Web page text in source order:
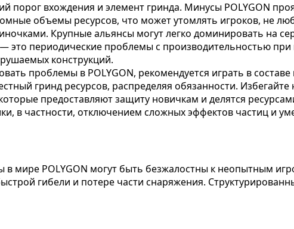
вхождения и элемент гринда. Минусы POLYGON
объемы ресурсов, что может утомлять игроков, не
Крупные альянсы могут легко доминировать на
это периодические проблемы с производительностью
конструкций.
проблемы в POLYGON, рекомендуется играть в
гринд ресурсов, распределяя обязанности.
предоставляют защиту новичкам и делятся
в частности, отключением сложных эффектов частиц и
в мире POLYGON могут быть безжалостны к неопытным
гибели и потере части снаряжения.